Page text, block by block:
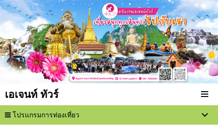
เอเจนท์ ทัวร์
โปรแกรมการท่องเที่ยว